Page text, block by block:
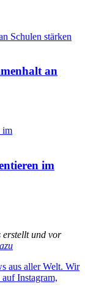
an
im
erstellt und vor